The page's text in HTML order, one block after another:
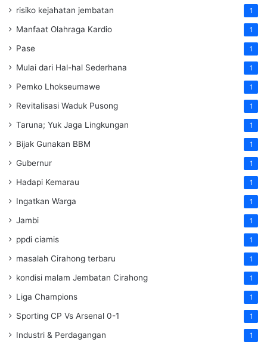
risiko kejahatan jembatan 1
Manfaat Olahraga Kardio 1
Pase 1
Mulai dari Hal-hal Sederhana 1
Pemko Lhokseumawe 1
Revitalisasi Waduk Pusong 1
Taruna; Yuk Jaga Lingkungan 1
Bijak Gunakan BBM 1
Gubernur 1
Hadapi Kemarau 1
Ingatkan Warga 1
Jambi 1
ppdi ciamis 1
masalah Cirahong terbaru 1
kondisi malam Jembatan Cirahong 1
Liga Champions 1
Sporting CP Vs Arsenal 0-1 1
Industri & Perdagangan 1